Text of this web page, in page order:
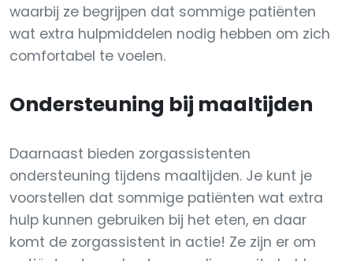
waarbij ze begrijpen dat sommige patiënten
wat extra hulpmiddelen nodig hebben om zich
comfortabel te voelen.
Ondersteuning bij maaltijden
Daarnaast bieden zorgassistenten
ondersteuning tijdens maaltijden. Je kunt je
voorstellen dat sommige patiënten wat extra
hulp kunnen gebruiken bij het eten, en daar
komt de zorgassistent in actie! Ze zijn er om